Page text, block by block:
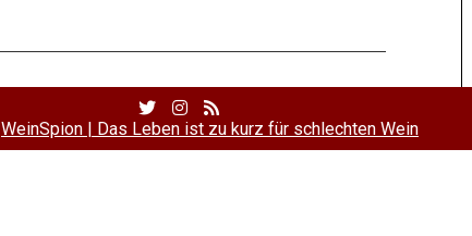
Twitter
Profile
Facebook
Profile
RSS
Feed
WeinSpion | Das Leben ist zu kurz für schlechten Wein